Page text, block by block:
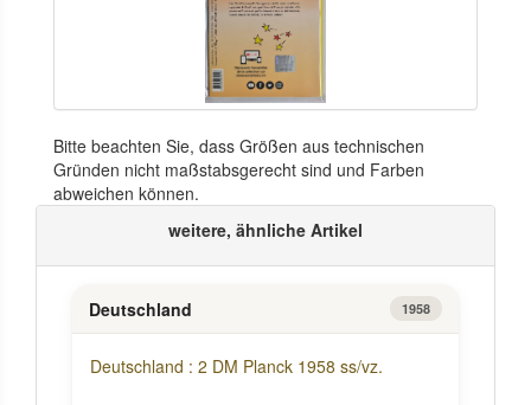
Bitte beachten Sie, dass Größen aus technischen
Gründen nicht maßstabsgerecht sind und Farben
abweichen können.
weitere, ähnliche Artikel
Deutschland 1958
Deutschland : 2 DM Planck 1958 ss/vz.